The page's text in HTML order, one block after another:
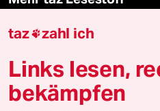
taz Blogs
taz FUTURZWEI
taz zahl ich
Links lesen,
bekämpfen